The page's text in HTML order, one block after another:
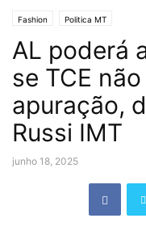
Fashion Politica MT
AL poderá
se TCE
apuração,
Russi IMT
junho 18, 2025